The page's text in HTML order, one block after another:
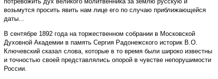
возьмутся просить явить нам лице его по случаю приближающейся
даты...
В сентябре 1892 года на торжественном собрании в Московской
Духовной Академии в память Сергия Радонежского историк В.О.
Ключевский сказал слова, которые в то время были широко известны
и точностью своей представлялись опорой в чувстве непорушимости
России.